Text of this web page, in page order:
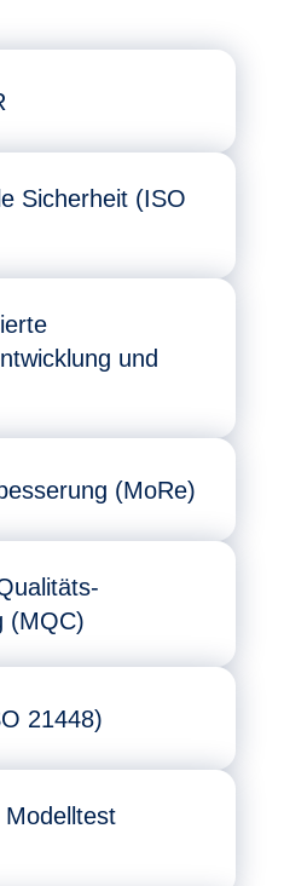
Sicherheit (ISO
und
(MoRe)
(MQC)
21448)